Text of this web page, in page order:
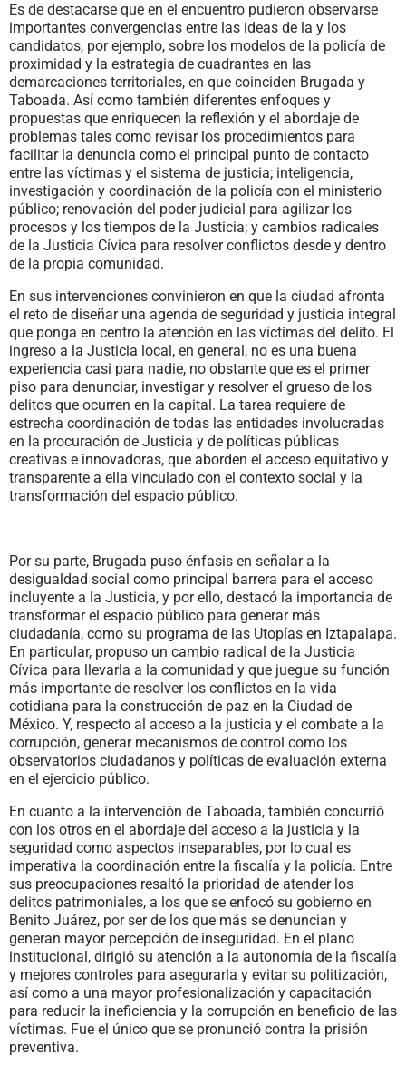
Es de destacarse que en el encuentro pudieron observarse
importantes convergencias entre las ideas de la y los
candidatos, por ejemplo, sobre los modelos de la policía de
proximidad y la estrategia de cuadrantes en las
demarcaciones territoriales, en que coinciden Brugada y
Taboada. Así como también diferentes enfoques y
propuestas que enriquecen la reflexión y el abordaje de
problemas tales como revisar los procedimientos para
facilitar la denuncia como el principal punto de contacto
entre las víctimas y el sistema de justicia; inteligencia,
investigación y coordinación de la policía con el ministerio
público; renovación del poder judicial para agilizar los
procesos y los tiempos de la Justicia; y cambios radicales
de la Justicia Cívica para resolver conflictos desde y dentro
de la propia comunidad.
En sus intervenciones convinieron en que la ciudad afronta
el reto de diseñar una agenda de seguridad y justicia integral
que ponga en centro la atención en las víctimas del delito. El
ingreso a la Justicia local, en general, no es una buena
experiencia casi para nadie, no obstante que es el primer
piso para denunciar, investigar y resolver el grueso de los
delitos que ocurren en la capital. La tarea requiere de
estrecha coordinación de todas las entidades involucradas
en la procuración de Justicia y de políticas públicas
creativas e innovadoras, que aborden el acceso equitativo y
transparente a ella vinculado con el contexto social y la
transformación del espacio público.
Por su parte, Brugada puso énfasis en señalar a la
desigualdad social como principal barrera para el acceso
incluyente a la Justicia, y por ello, destacó la importancia de
transformar el espacio público para generar más
ciudadanía, como su programa de las Utopías en Iztapalapa.
En particular, propuso un cambio radical de la Justicia
Cívica para llevarla a la comunidad y que juegue su función
más importante de resolver los conflictos en la vida
cotidiana para la construcción de paz en la Ciudad de
México. Y, respecto al acceso a la justicia y el combate a la
corrupción, generar mecanismos de control como los
observatorios ciudadanos y políticas de evaluación externa
en el ejercicio público.
En cuanto a la intervención de Taboada, también concurrió
con los otros en el abordaje del acceso a la justicia y la
seguridad como aspectos inseparables, por lo cual es
imperativa la coordinación entre la fiscalía y la policía. Entre
sus preocupaciones resaltó la prioridad de atender los
delitos patrimoniales, a los que se enfocó su gobierno en
Benito Juárez, por ser de los que más se denuncian y
generan mayor percepción de inseguridad. En el plano
institucional, dirigió su atención a la autonomía de la fiscalía
y mejores controles para asegurarla y evitar su politización,
así como a una mayor profesionalización y capacitación
para reducir la ineficiencia y la corrupción en beneficio de las
víctimas. Fue el único que se pronunció contra la prisión
preventiva.